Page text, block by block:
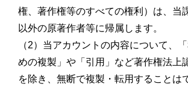
権、著作権等のすべての権利）は、当
以外の原著作者等に帰属します。
（2）当アカウントの内容について、
めの複製」や「引用」など著作権法上
を除き、無断で複製・転用することは